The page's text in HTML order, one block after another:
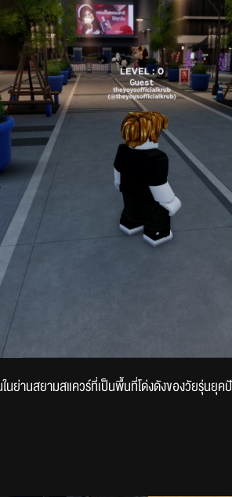
นย่านสยามสแควร์ที่เป็นพื้นที่โด่งดังของวัยรุ่นยุ